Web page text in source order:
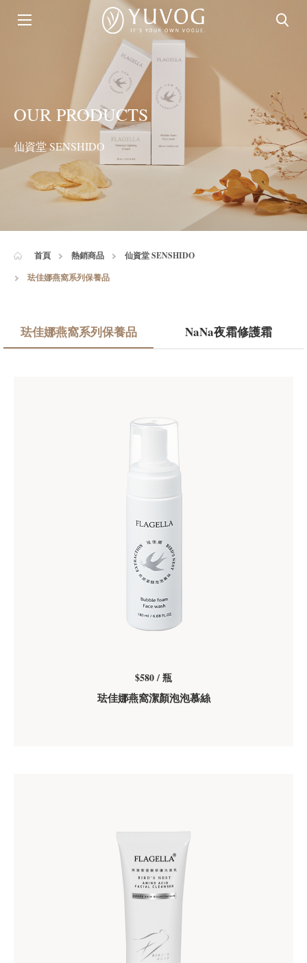
OUR PRODUCTS
仙資堂 SENSHIDO
首頁 熱銷商品
仙資堂 SENSHIDO
珐佳娜燕窩系列保養品
珐佳娜燕窩系列保養品 NaNa夜霜修護霜
$580 / 瓶
珐佳娜燕窩潔顏泡泡慕絲